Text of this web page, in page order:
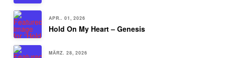
APR.. 01, 2026
Hold On My Heart – Genesis
MÄRZ. 28, 2026